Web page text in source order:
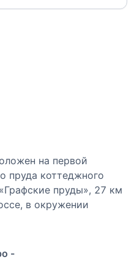
на первой
пруда коттеджного
пруды», 27 км
в окружении
район,
-